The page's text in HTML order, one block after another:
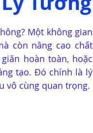
Một không gian
còn nâng cao chất
hoàn toàn, hoặc
tạo. Đó chính là lý
vô cùng quan trọng.